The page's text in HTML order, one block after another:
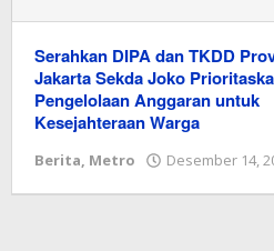
Serahkan DIPA dan TKDD
Jakarta Sekda Joko
Pengelolaan Anggaran untuk
Kesejahteraan Warga
Berita, Metro Desember 14,